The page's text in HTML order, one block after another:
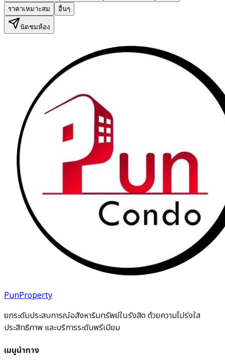
ราคาเหมาะสม
อื่นๆ
นัดชมห้อง
PunProperty
ยกระดับประสบการณ์อสังหาริมทรัพย์ในรังสิต ด้วยความโปร่งใส
ประสิทธิภาพ และบริการระดับพรีเมียม
เมนูนำทาง